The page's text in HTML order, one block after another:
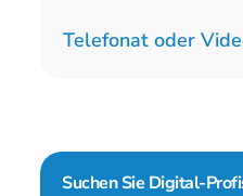
Telefonat oder
Suchen Sie Digital-